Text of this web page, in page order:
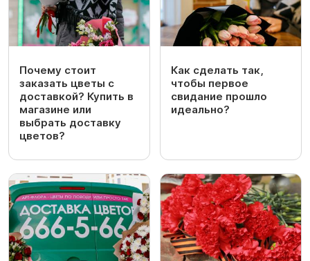
Почему стоит
заказать цветы с
доставкой? Купить в
магазине или
выбрать доставку
цветов?
Как сделать так,
чтобы первое
свидание прошло
идеально?